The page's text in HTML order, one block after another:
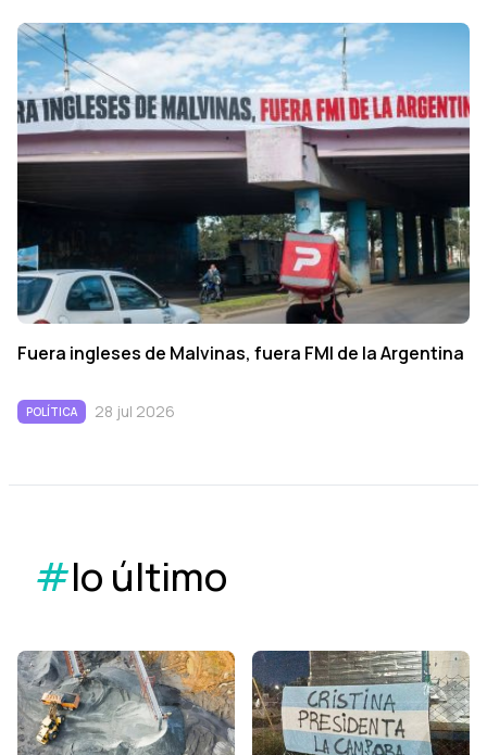
Fuera ingleses de Malvinas, fuera FMI de la Argentina
POLÍTICA 28 jul 2026
#lo último